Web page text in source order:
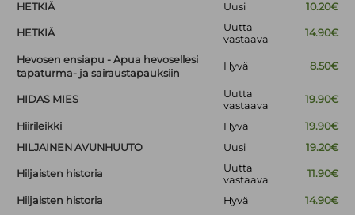
HETKIÄ Uusi 10.20€
HETKIÄ
Uutta
vastaava
14.90€
Hevosen ensiapu - Apua hevosellesi
tapaturma- ja sairaustapauksiin
Hyvä 8.50€
HIDAS MIES
Uutta
vastaava
19.90€
Hiirileikki Hyvä
19.90€
HILJAINEN AVUNHUUTO
Uusi 19.20€
Hiljaisten historia
Uutta
vastaava
11.90€
Hiljaisten historia Hyvä
14.90€